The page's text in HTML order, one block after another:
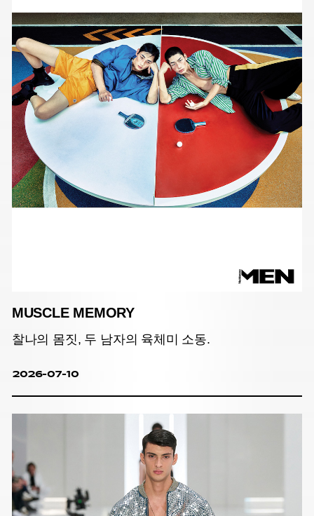
MUSCLE MEMORY
찰나의 몸짓, 두 남자의 육체미 소동.
2026-07-10